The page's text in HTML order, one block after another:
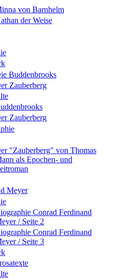
von Barnhelm
der Weise
Buddenbrooks
Zauberberg
Zauberberg
"Zauberberg" von Thomas
als Epochen- und
Meyer
Conrad Ferdinand
/ Seite 2
Conrad Ferdinand
/ Seite 3